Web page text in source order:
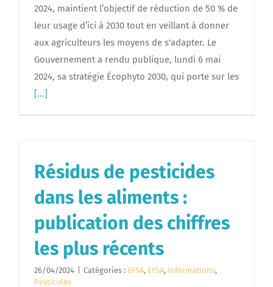
2024, maintient l’objectif de réduction de 50 % de
leur usage d’ici à 2030 tout en veillant à donner
aux agriculteurs les moyens de s'adapter. Le
Gouvernement a rendu publique, lundi 6 mai
2024, sa stratégie Écophyto 2030, qui porte sur les
[...]
Résidus de pesticides
dans les aliments :
publication des chiffres
les plus récents
26/04/2024 Catégories : EFSA, EFSA, Informations,
Pesticides